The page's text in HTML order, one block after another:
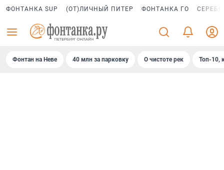
ФОНТАНКА SUP (ОТ)ЛИЧНЫЙ ПИТЕР ФОНТАНКА ГО
Фонтан на Неве 40 млн за парковку О чистоте рек Топ-10,